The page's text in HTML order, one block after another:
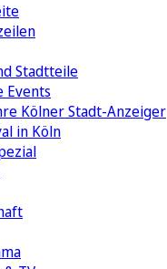
Stadtteile
Events
Kölner Stadt-Anzeiger
in Köln